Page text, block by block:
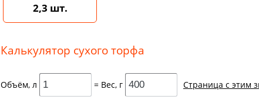
2,3 шт.
Калькулятор сухого торфа
Объём, л = Вес, г Страница с этим